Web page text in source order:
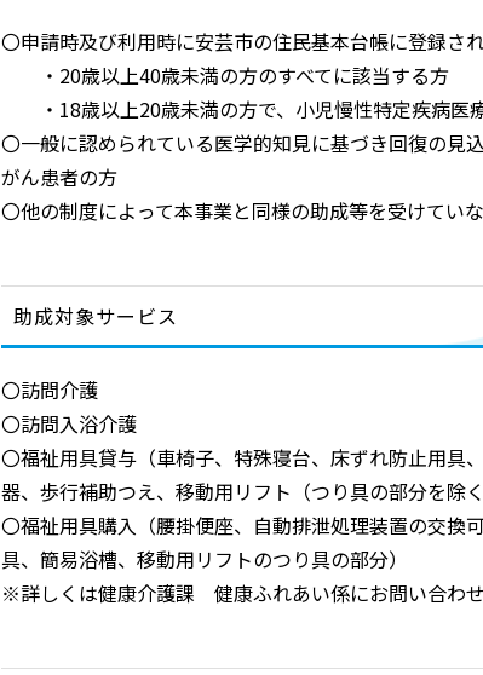
〇申請時及び利用時に安芸市の住民基本台帳に登録さ
・20歳以上40歳未満の方のすべてに該当する方
・18歳以上20歳未満の方で、小児慢性特定疾病医
〇一般に認められている医学的知見に基づき回復の見
がん患者の方
〇他の制度によって本事業と同様の助成等を受けてい
助成対象サービス
〇訪問介護
〇訪問入浴介護
〇福祉用具貸与（車椅子、特殊寝台、床ずれ防止用具
器、歩行補助つえ、移動用リフト（つり具の部分を除
〇福祉用具購入（腰掛便座、自動排泄処理装置の交換
具、簡易浴槽、移動用リフトのつり具の部分）
※詳しくは健康介護課 健康ふれあい係にお問い合わせ